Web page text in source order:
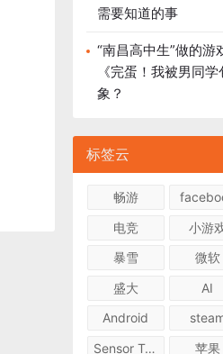
需要知道的事
“南昌高中生”做的游
《完蛋！我被男同
象？
标签云
畅游
电竞
小游
暴雪
微软
盛大
AI
Android
Sensor Tower
苹果